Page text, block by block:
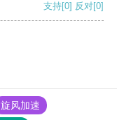
支持[0] 反对[0]
旋风加速